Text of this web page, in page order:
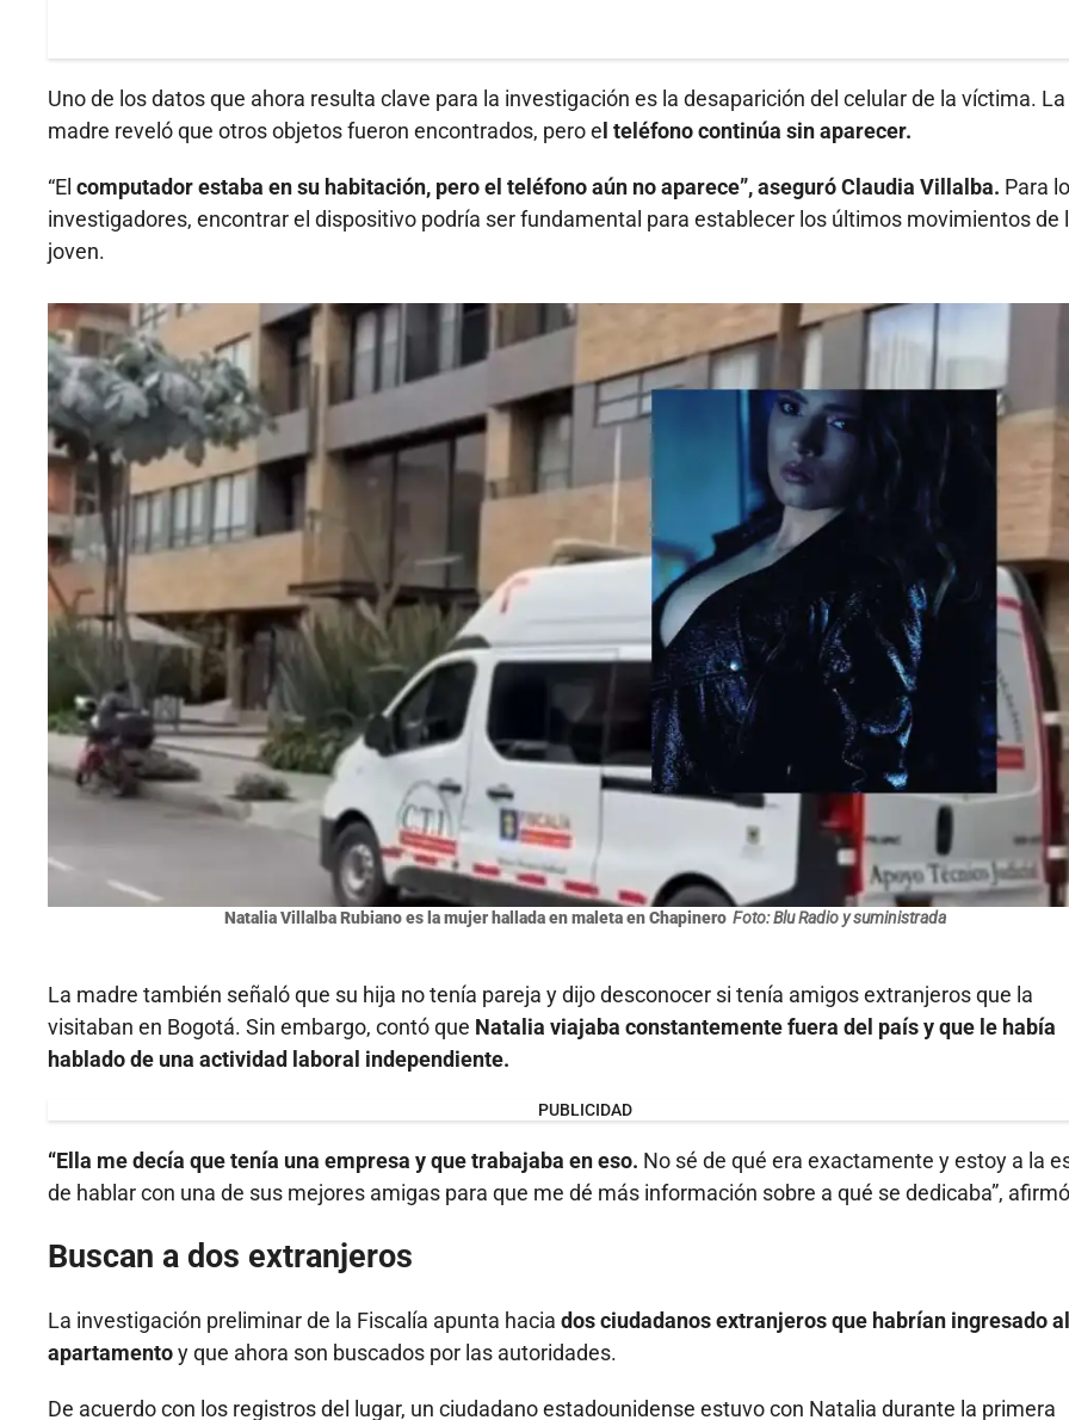
Uno de los datos que ahora resulta clave para la investigación es la desaparición del celular de la víctima. La
madre reveló que otros objetos fueron encontrados, pero e l teléfono continúa sin aparecer.
“El computador estaba en su habitación, pero el teléfono aún no aparece”, aseguró Claudia Villalba. Para
investigadores, encontrar el dispositivo podría ser fundamental para establecer los últimos movimientos de
joven.
Natalia Villalba Rubiano es la mujer hallada en maleta en Chapinero Foto: Blu Radio y suministrada
La madre también señaló que su hija no tenía pareja y dijo desconocer si tenía amigos extranjeros que la
visitaban en Bogotá. Sin embargo, contó que Natalia viajaba constantemente fuera del país y que le había
hablado de una actividad laboral independiente.
PUBLICIDAD
“Ella me decía que tenía una empresa y que trabajaba en eso. No sé de qué era exactamente y estoy a la
de hablar con una de sus mejores amigas para que me dé más información sobre a qué se dedicaba”,
Buscan a dos extranjeros
La investigación preliminar de la Fiscalía apunta hacia dos ciudadanos extranjeros que habrían ingresado al
apartamentoy que ahora son buscados por las autoridades.
De acuerdo con los registros del lugar, un ciudadano estadounidense estuvo con Natalia durante la primera